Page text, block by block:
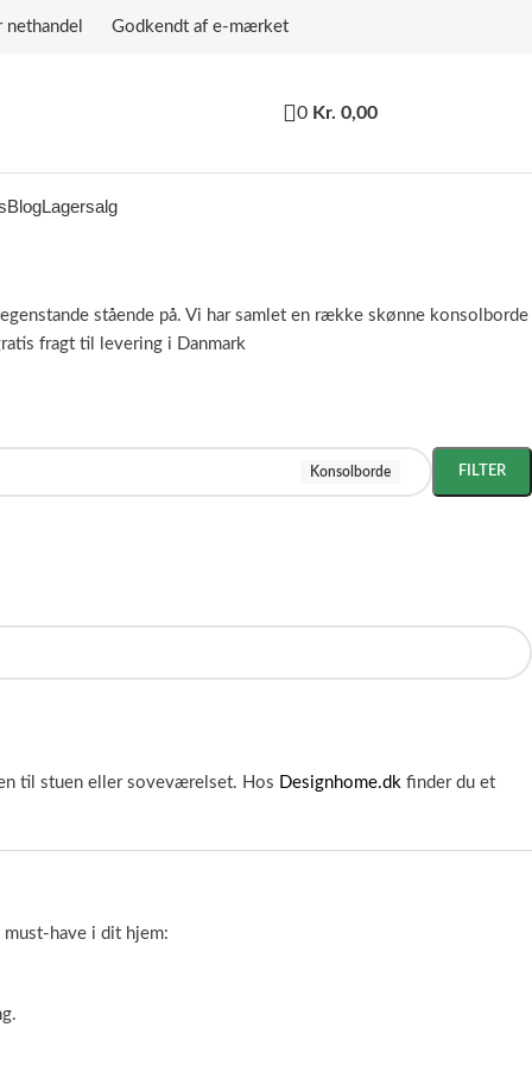
Godkendt af e-mærket
0 Kr. 0,00
BlogLagersalg
stående på. Vi har samlet en række skønne konsolborde
fragt til levering i Danmark
Konsolborde FILTER
til stuen eller soveværelset. Hos Designhome.dk finder du et
have i dit hjem: